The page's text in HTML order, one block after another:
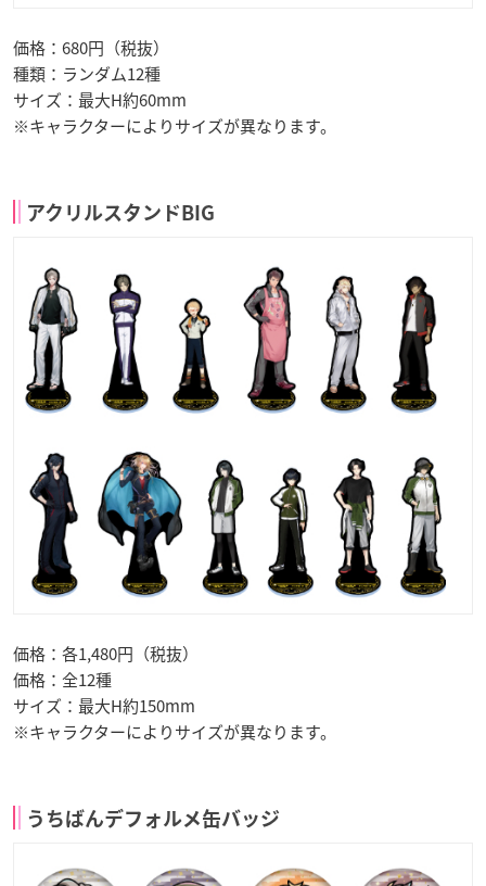
価格：680円（税抜）
種類：ランダム12種
サイズ：最大H約60mm
※キャラクターによりサイズが異なります。
アクリルスタンドBIG
価格：各1,480円（税抜）
価格：全12種
サイズ：最大H約150mm
※キャラクターによりサイズが異なります。
うちばんデフォルメ缶バッジ